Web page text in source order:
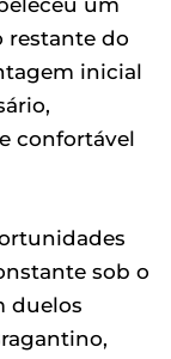
um
restante do
inicial
confortável
sob o
duelos